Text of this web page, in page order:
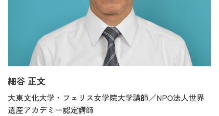
細谷 正文
大東文化大学・フェリス女学院大学講師／NPO法人世界
遺産アカデミー認定講師